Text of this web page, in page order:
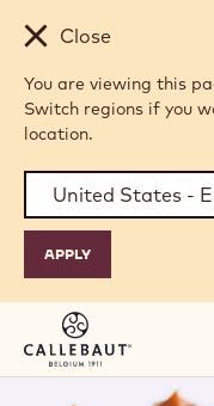
Skip to main
Close
You are viewing this
Switch regions if you
location.